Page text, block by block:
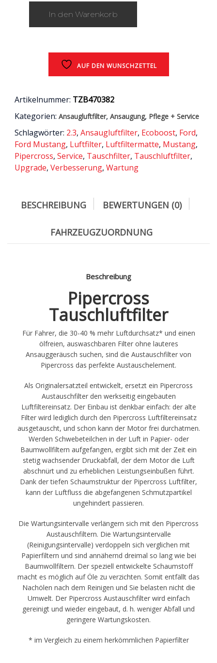
Menge
In den Warenkorb
AUF DEN WUNSCHZETTEL
Artikelnummer: TZB470382
Kategorien: Ansaugluftfilter, Ansaugung, Pflege + Service
Schlagwörter: 2.3, Ansaugluftfilter, Ecoboost, Ford,
Ford Mustang, Luftfilter, Luftfiltermatte, Mustang,
Pipercross, Service, Tauschfilter, Tauschluftfilter,
Upgrade, Verbesserung, Wartung
BESCHREIBUNG BEWERTUNGEN (0)
FAHRZEUGZUORDNUNG
Beschreibung
Pipercross
Tauschluftfilter
Für Fahrer, die 30-40 % mehr Luftdurchsatz* und einen
ölfreien, auswaschbaren Filter ohne lauteres
Ansauggeräusch suchen, sind die Austauschfilter von
Pipercross das perfekte Austauschelement.
Als Originalersatzteil entwickelt, ersetzt ein Pipercross
Austauschfilter den werkseitig eingebauten
Luftfiltereinsatz. Der Einbau ist denkbar einfach: der alte
Filter wird lediglich durch den Pipercross Luftfiltereinsatz
ausgetauscht, und schon kann der Motor frei durchatmen.
Werden Schwebeteilchen in der Luft in Papier- oder
Baumwollfiltern aufgefangen, ergibt sich mit der Zeit ein
stetig wachsender Druckabfall, der dem Motor die Luft
abschnürt und zu erheblichen Leistungseinbußen führt.
Dank der tiefen Schaumstruktur der Pipercross Luftfilter,
kann der Luftfluss die abgefangenen Schmutzpartikel
ungehindert passieren.
Die Wartungsintervalle verlängern sich mit den Pipercross
Austauschfiltern. Die Wartungsintervalle
(Reinigungsintervalle) verdoppeln sich verglichen mit
Papierfiltern und sind annähernd dreimal so lang wie bei
Baumwollfiltern. Der speziell entwickelte Schaumstoff
macht es möglich auf Öle zu verzichten. Somit entfällt das
Nachölen nach dem Reinigen und Sie belasten nicht die
Umwelt. Der Pipercross Austauschfilter wird einfach
gereinigt und wieder eingebaut, d. h. weniger Abfall und
geringere Wartungskosten.
* im Vergleich zu einem herkömmlichen Papierfilter